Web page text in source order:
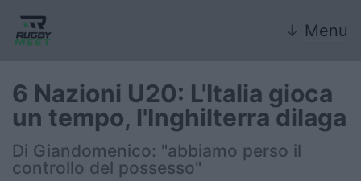
↓ Menu
Nazionali giovanili
6 Nazioni U20: L'Italia gioca
un tempo, l'Inghilterra dilaga
Di Giandomenico: "abbiamo perso il
controllo del possesso"